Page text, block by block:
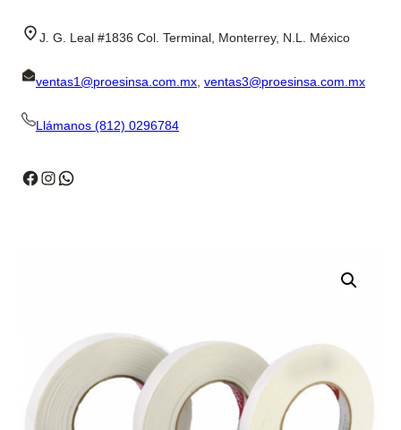
J. G. Leal #1836 Col. Terminal, Monterrey, N.L. México
ventas1@proesinsa.com.mx ventas3@proesinsa.com.mx
Llámanos (812) 0296784
Facebook
Instagram
WhatsApp